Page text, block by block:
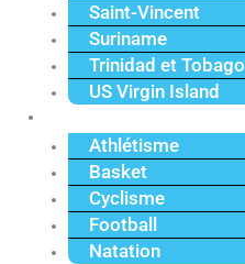
Saint-Vincent
Suriname
Trinidad et Tobago
US Virgin Island
Athlétisme
Basket
Cyclisme
Football
Natation